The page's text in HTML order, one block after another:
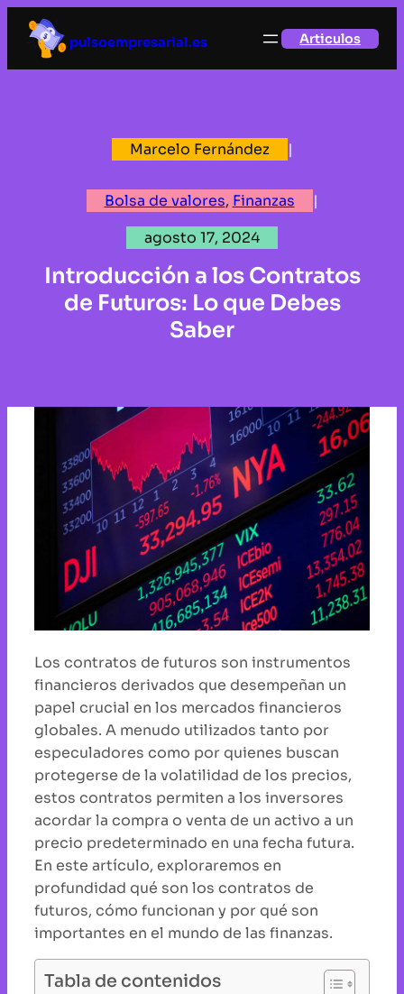
Saltar
contenido
pulsoempresarial.es Articulos
Marcelo Fernández |
Bolsa de valores, Finanzas
|
agosto 17, 2024
Introducción a los Contratos
de Futuros: Lo que Debes
Saber
Los contratos de futuros son instrumentos
financieros derivados que desempeñan un
papel crucial en los mercados financieros
globales. A menudo utilizados tanto por
especuladores como por quienes buscan
protegerse de la volatilidad de los precios,
estos contratos permiten a los inversores
acordar la compra o venta de un activo a un
precio predeterminado en una fecha futura.
En este artículo, exploraremos en
profundidad qué son los contratos de
futuros, cómo funcionan y por qué son
importantes en el mundo de las finanzas.
Tabla de contenidos